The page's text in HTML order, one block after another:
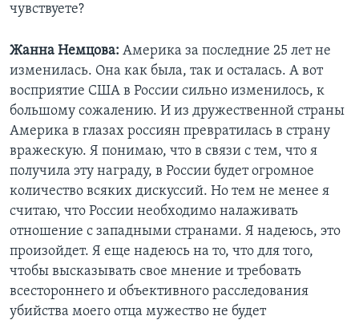
чувствуете?
Жанна Немцова: Америка за последние 25 лет не
изменилась. Она как была, так и осталась. А вот
восприятие США в России сильно изменилось, к
большому сожалению. И из дружественной страны
Америка в глазах россиян превратилась в страну
вражескую. Я понимаю, что в связи с тем, что я
получила эту награду, в России будет огромное
количество всяких дискуссий. Но тем не менее я
считаю, что России необходимо налаживать
отношение с западными странами. Я надеюсь, это
произойдет. Я еще надеюсь на то, что для того,
чтобы высказывать свое мнение и требовать
всестороннего и объективного расследования
убийства моего отца мужество не будет